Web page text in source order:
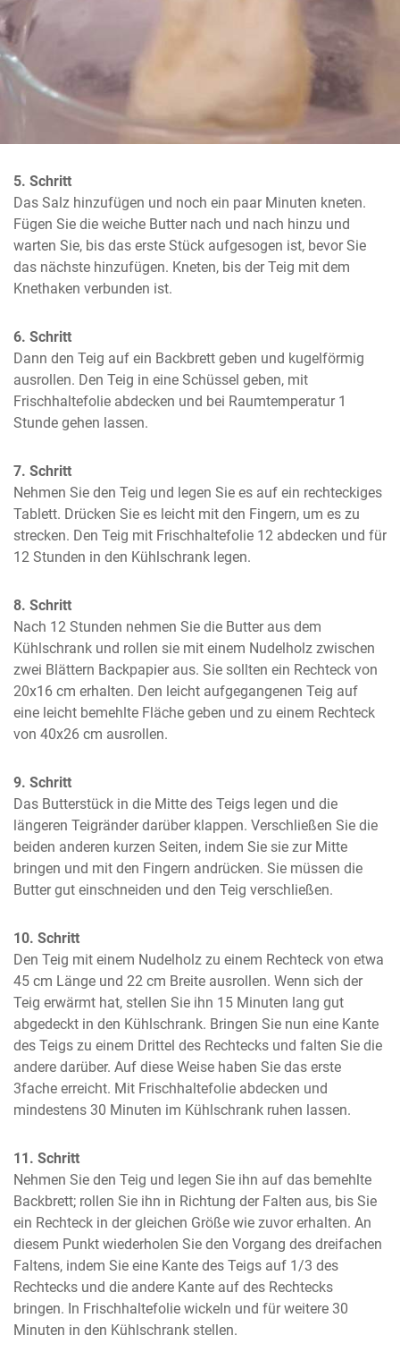
5. Schritt
Das Salz hinzufügen und noch ein paar Minuten kneten.
Fügen Sie die weiche Butter nach und nach hinzu und
warten Sie, bis das erste Stück aufgesogen ist, bevor Sie
das nächste hinzufügen. Kneten, bis der Teig mit dem
Knethaken verbunden ist.
6. Schritt
Dann den Teig auf ein Backbrett geben und kugelförmig
ausrollen. Den Teig in eine Schüssel geben, mit
Frischhaltefolie abdecken und bei Raumtemperatur 1
Stunde gehen lassen.
7. Schritt
Nehmen Sie den Teig und legen Sie es auf ein rechteckiges
Tablett. Drücken Sie es leicht mit den Fingern, um es zu
strecken. Den Teig mit Frischhaltefolie 12 abdecken und für
12 Stunden in den Kühlschrank legen.
8. Schritt
Nach 12 Stunden nehmen Sie die Butter aus dem
Kühlschrank und rollen sie mit einem Nudelholz zwischen
zwei Blättern Backpapier aus. Sie sollten ein Rechteck von
20x16 cm erhalten. Den leicht aufgegangenen Teig auf
eine leicht bemehlte Fläche geben und zu einem Rechteck
von 40x26 cm ausrollen.
9. Schritt
Das Butterstück in die Mitte des Teigs legen und die
längeren Teigränder darüber klappen. Verschließen Sie die
beiden anderen kurzen Seiten, indem Sie sie zur Mitte
bringen und mit den Fingern andrücken. Sie müssen die
Butter gut einschneiden und den Teig verschließen.
10. Schritt
Den Teig mit einem Nudelholz zu einem Rechteck von etwa
45 cm Länge und 22 cm Breite ausrollen. Wenn sich der
Teig erwärmt hat, stellen Sie ihn 15 Minuten lang gut
abgedeckt in den Kühlschrank. Bringen Sie nun eine Kante
des Teigs zu einem Drittel des Rechtecks und falten Sie die
andere darüber. Auf diese Weise haben Sie das erste
3fache erreicht. Mit Frischhaltefolie abdecken und
mindestens 30 Minuten im Kühlschrank ruhen lassen.
11. Schritt
Nehmen Sie den Teig und legen Sie ihn auf das bemehlte
Backbrett; rollen Sie ihn in Richtung der Falten aus, bis Sie
ein Rechteck in der gleichen Größe wie zuvor erhalten. An
diesem Punkt wiederholen Sie den Vorgang des dreifachen
Faltens, indem Sie eine Kante des Teigs auf 1/3 des
Rechtecks und die andere Kante auf des Rechtecks
bringen. In Frischhaltefolie wickeln und für weitere 30
Minuten in den Kühlschrank stellen.